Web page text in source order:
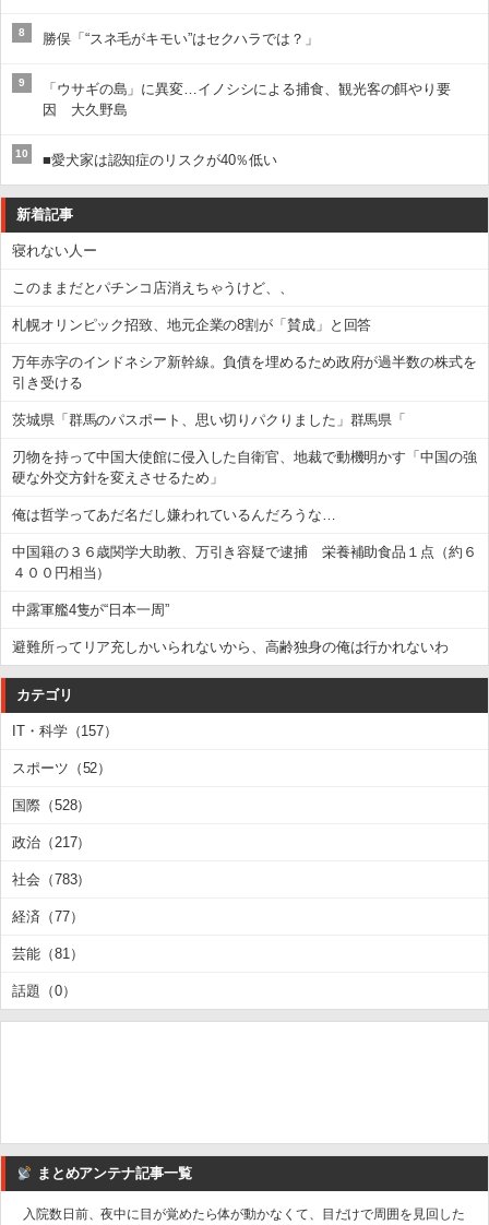
8 勝俣「“スネ毛がキモい”はセクハラでは？」
9
「ウサギの島」に異変…イノシシによる捕食、観光客の餌やり要
因 大久野島
10 ■愛犬家は認知症のリスクが40％低い
新着記事
寝れない人ー
このままだとパチンコ店消えちゃうけど、、
札幌オリンピック招致、地元企業の8割が「賛成」と回答
万年赤字のインドネシア新幹線。負債を埋めるため政府が過半数の株式を
引き受ける
茨城県「群馬のパスポート、思い切りパクりました」群馬県「
刃物を持って中国大使館に侵入した自衛官、地裁で動機明かす「中国の強
硬な外交方針を変えさせるため」
俺は哲学ってあだ名だし嫌われているんだろうな…
中国籍の３６歳関学大助教、万引き容疑で逮捕 栄養補助食品１点（約６
４００円相当）
中露軍艦4隻が“日本一周”
避難所ってリア充しかいられないから、高齢独身の俺は行かれないわ
カテゴリ
IT・科学（157）
スポーツ（52）
国際（528）
政治（217）
社会（783）
経済（77）
芸能（81）
話題（0）
まとめアンテナ記事一覧
入院数日前、夜中に目が覚めたら体が動かなくて、目だけで周囲を見回した